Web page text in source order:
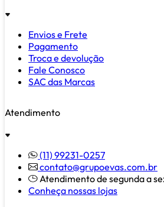
Envios e Frete
Pagamento
Troca e devolução
Fale Conosco
SAC das Marcas
Atendimento
(11) 99231-0257
contato@grupoevas.com.br
Atendimento de segunda a
Conheça nossas lojas